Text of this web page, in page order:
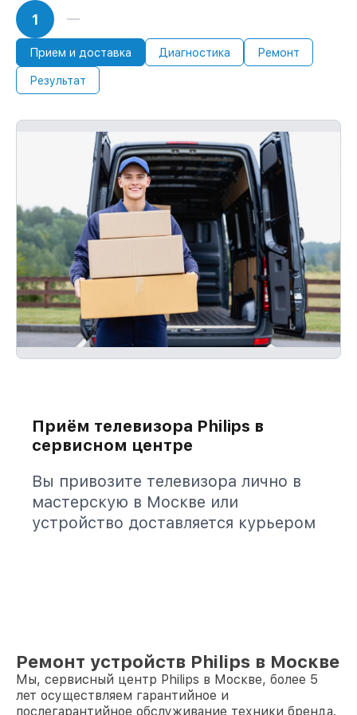
1
Прием и доставка Диагностика Ремонт
Результат
Приём телевизора Philips в
сервисном центре
Вы привозите телевизора лично в
мастерскую в Москве или
устройство доставляется курьером
Ремонт устройств Philips в Москве
Мы, сервисный центр Philips в Москве, более 5
лет осуществляем гарантийное и
послегарантийное обслуживание техники бренда.